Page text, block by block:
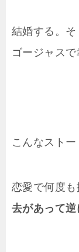
結婚する。
ゴージャスで
こんなストー
恋愛で何度も
去があって逆